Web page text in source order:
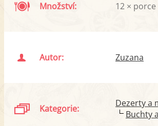
Množství: 12 × porce
Autor: Zuzana
Kategorie:
Dezerty a
Buchty